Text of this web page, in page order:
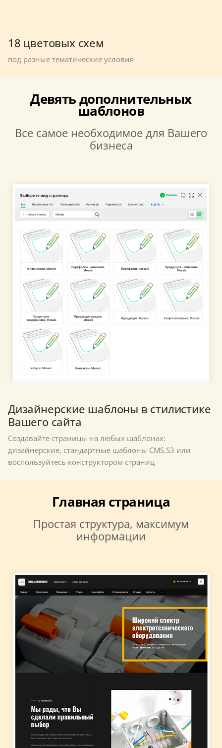
18 цветовых схем
под разные тематические условия
Девять дополнительных
шаблонов
Все самое необходимое для Вашего
бизнеса
Дизайнерские шаблоны в стилистике
Вашего сайта
Создавайте страницы на любых шаблонах:
дизайнерские, стандартные шаблоны CMS.S3 или
воспользуйтесь конструктором страниц
Главная страница
Простая структура, максимум
информации